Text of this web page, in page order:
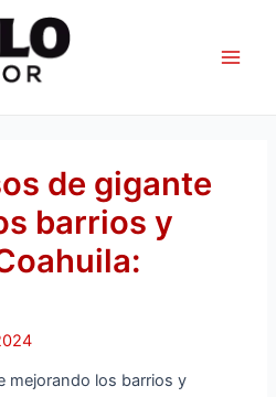
de gigante
barrios y
mejorando los barrios y